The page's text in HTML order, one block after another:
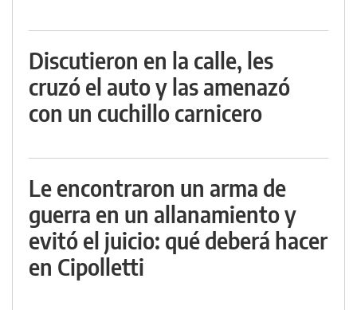
Discutieron en la calle, les
cruzó el auto y las amenazó
con un cuchillo carnicero
Le encontraron un arma de
guerra en un allanamiento y
evitó el juicio: qué deberá hacer
en Cipolletti